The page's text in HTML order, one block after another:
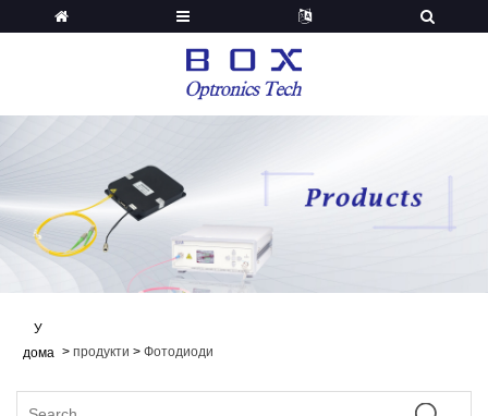
У
дома > продукти > Фотодиоди